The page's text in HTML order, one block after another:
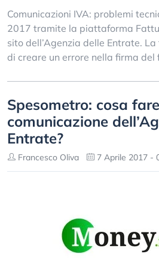
Comunicazioni IVA: problemi
2017 tramite la piattaforma
sito dell’Agenzia delle Entrate.
di creare un errore nella firma del
Spesometro: cosa
comunicazione
Entrate?
Francesco Oliva 7 Aprile 2017 -